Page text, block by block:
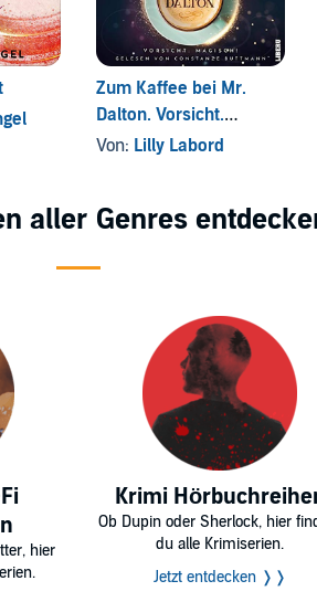
Zum Kaffee bei Mr.
Dalton. Vorsicht.
Magisch!
Von: Lilly Labord
aller Genres
hier
Krimi
Ob Dupin oder Sherlock, hier
du alle Krimiserien.
Jetzt entdecken ❭❭